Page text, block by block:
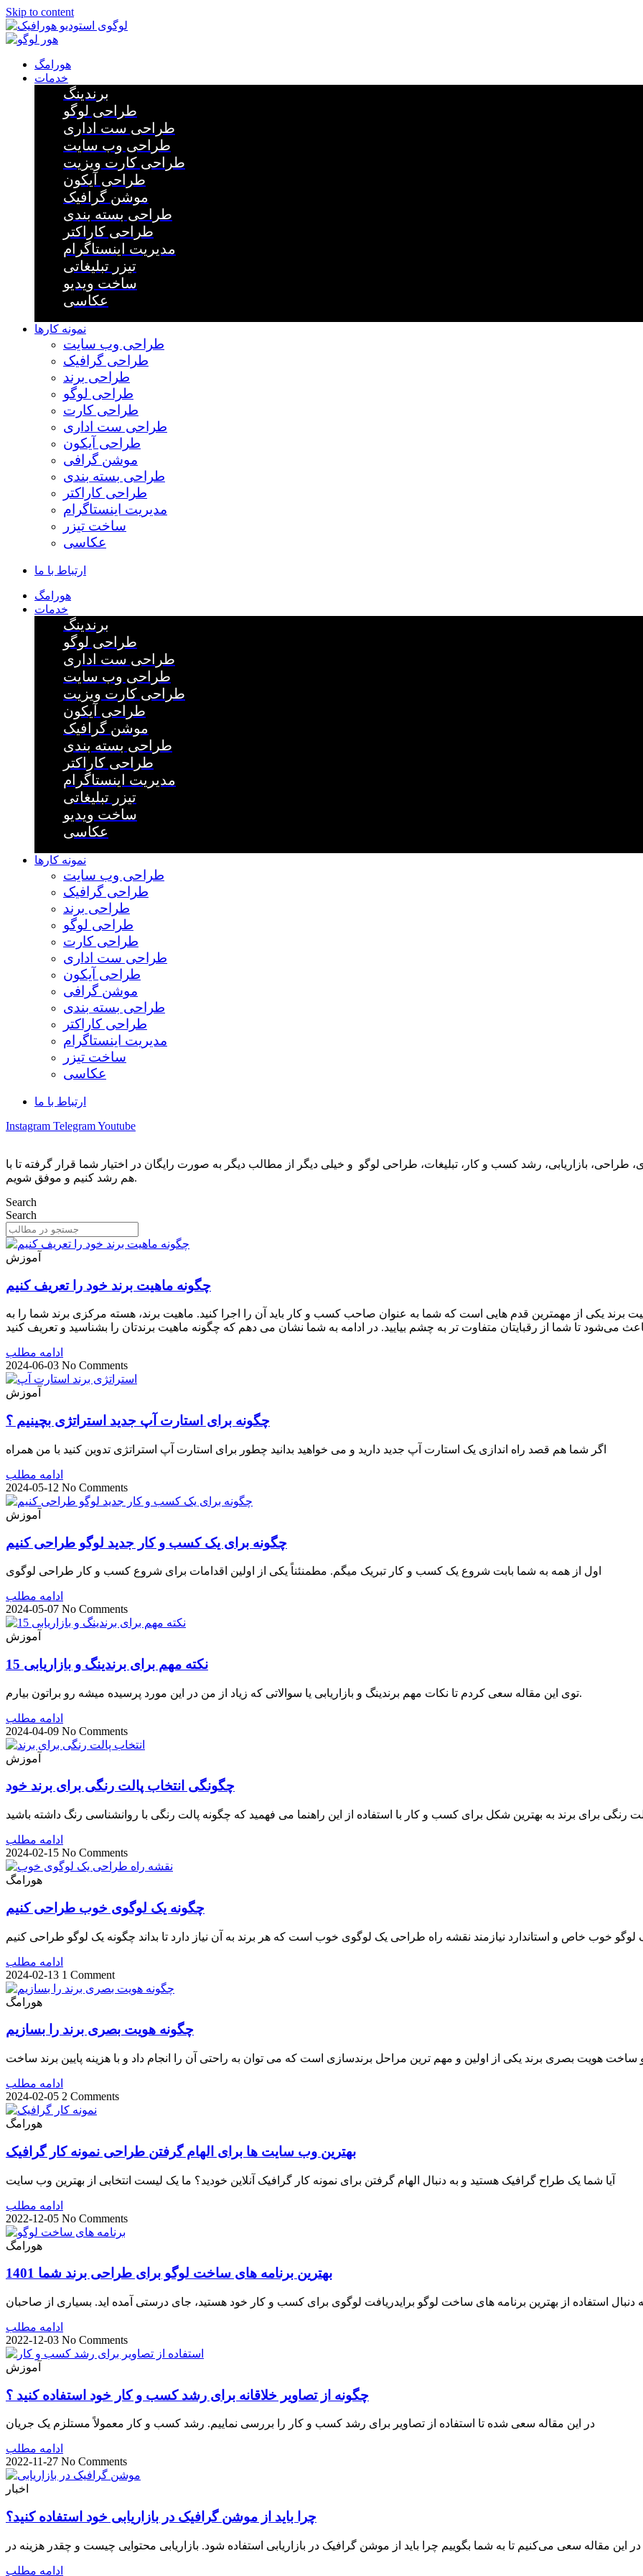
Skip to content
هورامگ
خدمات
برندینگ
طراحی لوگو
طراحی ست اداری
طراحی وب سایت
طراحی کارت ویزیت
طراحی آیکون
موشن گرافیک
طراحی بسته بندی
طراحی کاراکتر
مدیریت اینستاگرام
تیزر تبلیغاتی
ساخت ویدیو
عکاسی
نمونه کارها
طراحی وب سایت
طراحی گرافیک
طراحی برند
طراحی لوگو
طراحی کارت
طراحی ست اداری
طراحی آیکون
موشن گرافی
طراحی بسته بندی
طراحی کاراکتر
مدیریت اینستاگرام
ساخت تیزر
عکاسی
ارتباط با ما
هورامگ
خدمات
برندینگ
طراحی لوگو
طراحی ست اداری
طراحی وب سایت
طراحی کارت ویزیت
طراحی آیکون
موشن گرافیک
طراحی بسته بندی
طراحی کاراکتر
مدیریت اینستاگرام
تیزر تبلیغاتی
ساخت ویدیو
عکاسی
نمونه کارها
طراحی وب سایت
طراحی گرافیک
طراحی برند
طراحی لوگو
طراحی کارت
طراحی ست اداری
طراحی آیکون
موشن گرافی
طراحی بسته بندی
طراحی کاراکتر
مدیریت اینستاگرام
ساخت تیزر
عکاسی
ارتباط با ما
Instagram TelegramYoutube
بازاریابی، رشد کسب و کار، تبلیغات، طراحی لوگو و خیلی دیگر از مطالب دیگر به صورت رایگان در اختیار شما قرار گرفته تا با
هم رشد کنیم و موفق شویم.
Search
Search
آموزش
چگونه ماهیت برند خود را تعریف کنیم
برند یکی از مهمترین قدم هایی است که شما به عنوان صاحب کسب و کار باید آن را اجرا کنید. ماهیت برند، هسته مرکزی برند شما را به
ادامه مطلب
2024-06-03 No Comments
آموزش
چگونه برای استارت آپ جدید استراتژی بچینیم ؟
اگر شما هم قصد راه اندازی یک استارت آپ جدید دارید و می خواهید بدانید چطور برای استارت آپ استراتژی تدوین کنید با من همراه
ادامه مطلب
2024-05-12 No Comments
آموزش
چگونه برای یک کسب و کار جدید لوگو طراحی کنیم
اول از همه به شما بابت شروع یک کسب و کار تبریک میگم. مطمنئناً یکی از اولین اقدامات برای شروع کسب و کار طراحی لوگوی
ادامه مطلب
2024-05-07 No Comments
آموزش
15 نکته مهم برای برندینگ و بازاریابی
توی این مقاله سعی کردم تا نکات مهم برندینگ و بازاریابی یا سوالاتی که زیاد از من در این مورد پرسیده میشه رو براتون بیارم.
ادامه مطلب
2024-04-09 No Comments
آموزش
چگونگی انتخاب پالت رنگی برای برند خود
ادامه مطلب
2024-02-15 No Comments
هورامگ
چگونه یک لوگوی خوب طراحی کنیم
خوب خاص و استاندارد نیازمند نقشه راه طراحی یک لوگوی خوب است که هر برند به آن نیاز دارد تا بداند چگونه یک لوگو طراحی کنیم
ادامه مطلب
2024-02-13 1 Comment
هورامگ
چگونه هویت بصری برند را بسازیم
هویت بصری برند یکی از اولین و مهم ترین مراحل برندسازی است که می ‌توان به راحتی آن را انجام داد و با هزینه پایین برند ساخت
ادامه مطلب
2024-02-05 2 Comments
هورامگ
بهترین وب سایت ها برای الهام گرفتن طراحی نمونه کار گرافیک
آیا شما یک طراح گرافیک هستید و به دنبال الهام گرفتن برای نمونه کار گرافیک آنلاین خودید؟ ما یک لیست انتخابی از بهترین وب سایت
ادامه مطلب
2022-12-05 No Comments
هورامگ
بهترین برنامه های ساخت لوگو برای طراحی برند شما 1401
دنبال استفاده از بهترین برنامه های ساخت لوگو برایدریافت لوگوی برای کسب و کار خود هستید، جای درستی آمده اید. بسیاری از صاحبان
ادامه مطلب
2022-12-03 No Comments
آموزش
چگونه از تصاویر خلاقانه برای رشد کسب و کار خود استفاده کنید ؟
در این مقاله سعی شده تا استفاده از تصاویر برای رشد کسب و کار را بررسی نماییم. رشد کسب و کار معمولاً مستلزم یک جریان
ادامه مطلب
2022-11-27 No Comments
اخبار
چرا باید از موشن گرافیک در بازاریابی خود استفاده کنید؟
در این مقاله سعی می‌کنیم تا به شما بگوییم چرا باید از موشن گرافیک در بازاریابی استفاده شود. بازاریابی محتوایی چیست و چقدر هزینه در
ادامه مطلب